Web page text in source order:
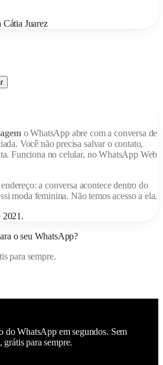
Juarez
o WhatsApp abre com a conversa de
Você não precisa salvar o contato,
Funciona no celular, no WhatsApp Web
a conversa acontece dentro do
moda feminina. Não temos acesso a ela.
2021 .
o seu WhatsApp?
para sempre.
do WhatsApp em segundos. Sem
grátis para sempre.